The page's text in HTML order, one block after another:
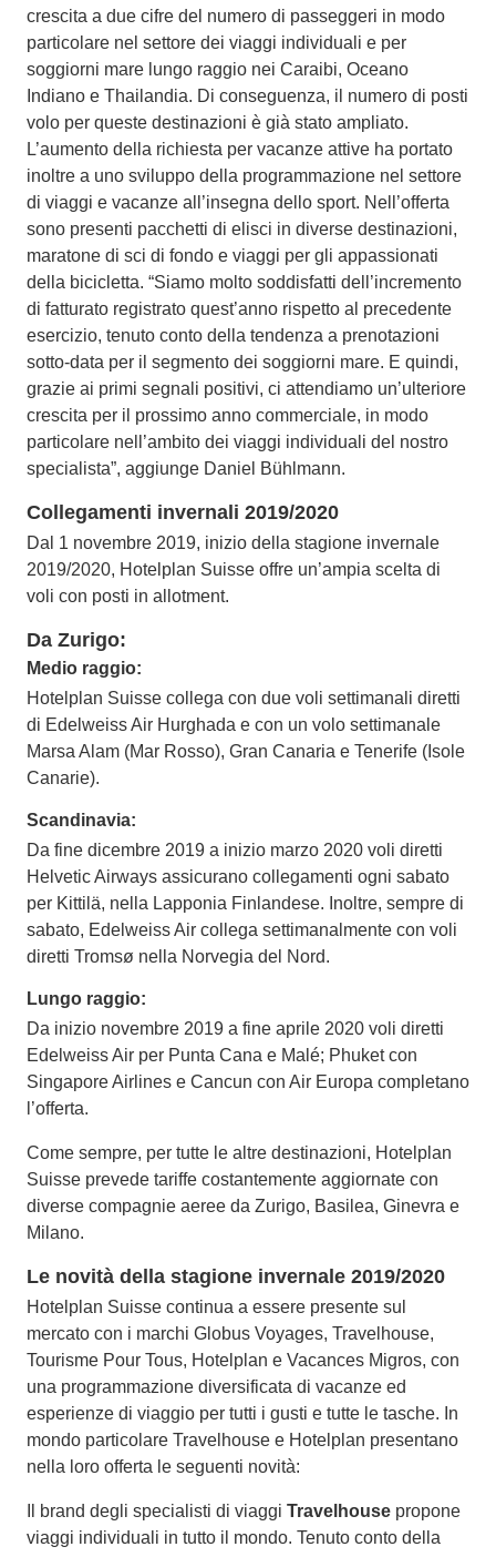
crescita a due cifre del numero di passeggeri in modo
particolare nel settore dei viaggi individuali e per
soggiorni mare lungo raggio nei Caraibi, Oceano
Indiano e Thailandia. Di conseguenza, il numero di posti
volo per queste destinazioni è già stato ampliato.
L’aumento della richiesta per vacanze attive ha portato
inoltre a uno sviluppo della programmazione nel settore
di viaggi e vacanze all’insegna dello sport. Nell’offerta
sono presenti pacchetti di elisci in diverse destinazioni,
maratone di sci di fondo e viaggi per gli appassionati
della bicicletta. “Siamo molto soddisfatti dell’incremento
di fatturato registrato quest’anno rispetto al precedente
esercizio, tenuto conto della tendenza a prenotazioni
sotto-data per il segmento dei soggiorni mare. E quindi,
grazie ai primi segnali positivi, ci attendiamo un’ulteriore
crescita per il prossimo anno commerciale, in modo
particolare nell’ambito dei viaggi individuali del nostro
specialista”, aggiunge Daniel Bühlmann.
Collegamenti invernali 2019/2020
Dal 1 novembre 2019, inizio della stagione invernale
2019/2020, Hotelplan Suisse offre un’ampia scelta di
voli con posti in allotment.
Da Zurigo:
Medio raggio:
Hotelplan Suisse collega con due voli settimanali diretti
di Edelweiss Air Hurghada e con un volo settimanale
Marsa Alam (Mar Rosso), Gran Canaria e Tenerife (Isole
Canarie).
Scandinavia:
Da fine dicembre 2019 a inizio marzo 2020 voli diretti
Helvetic Airways assicurano collegamenti ogni sabato
per Kittilä, nella Lapponia Finlandese. Inoltre, sempre di
sabato, Edelweiss Air collega settimanalmente con voli
diretti Tromsø nella Norvegia del Nord.
Lungo raggio:
Da inizio novembre 2019 a fine aprile 2020 voli diretti
Edelweiss Air per Punta Cana e Malé; Phuket con
Singapore Airlines e Cancun con Air Europa completano
l’offerta.
Come sempre, per tutte le altre destinazioni, Hotelplan
Suisse prevede tariffe costantemente aggiornate con
diverse compagnie aeree da Zurigo, Basilea, Ginevra e
Milano.
Le novità della stagione invernale 2019/2020
Hotelplan Suisse continua a essere presente sul
mercato con i marchi Globus Voyages, Travelhouse,
Tourisme Pour Tous, Hotelplan e Vacances Migros, con
una programmazione diversificata di vacanze ed
esperienze di viaggio per tutti i gusti e tutte le tasche. In
mondo particolare Travelhouse e Hotelplan presentano
nella loro offerta le seguenti novità:
Il brand degli specialisti di viaggi Travelhouse propone
viaggi individuali in tutto il mondo. Tenuto conto della